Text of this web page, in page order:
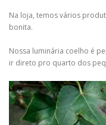
Na loja, temos vários
bonita.
Nossa luminária coelho é
ir direto pro quarto dos